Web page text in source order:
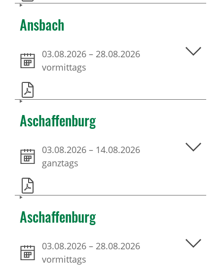
Ansbach
03.08.2026 – 28.08.2026
vormittags
Aschaffenburg
03.08.2026 – 14.08.2026
ganztags
Aschaffenburg
03.08.2026 – 28.08.2026
vormittags